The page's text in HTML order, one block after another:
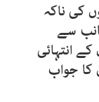
کی ناکہ
سے
انتہائی
کا جواب